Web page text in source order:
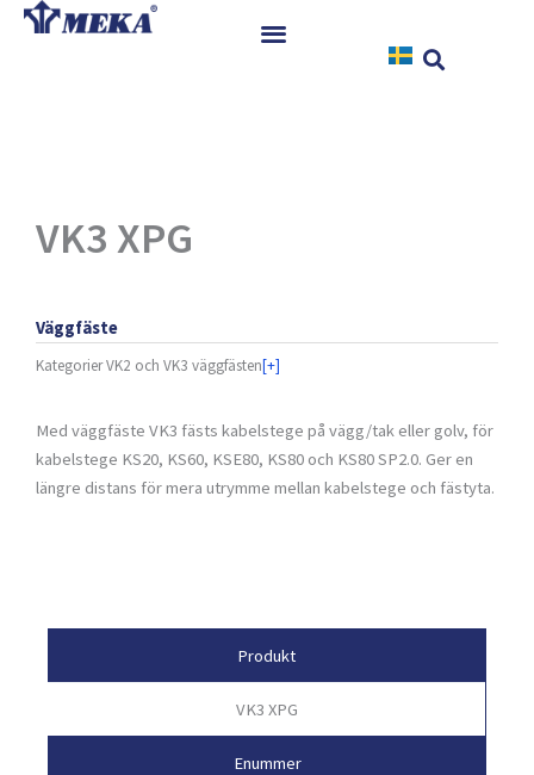
Hoppa
Nedladdningar
Kontakt
VK3 XPG
Väggfäste
KategorierVK2 och VK3 väggfästen[+]
Med väggfäste VK3 fästs kabelstege på vägg/tak eller golv, för
kabelstege KS20, KS60, KSE80, KS80 och KS80 SP2.0. Ger en
längre distans för mera utrymme mellan kabelstege och fästyta.
Produkt
VK3 XPG
Enummer